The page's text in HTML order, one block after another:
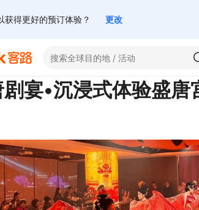
得更好的预订体验？ 更改
宴•沉浸式体验盛唐